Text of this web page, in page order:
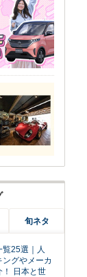
旬ネタ
覧25選｜人
ングやメーカ
！ 日本と世